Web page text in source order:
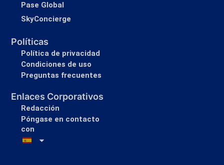
Pase Global
SkyConcierge
Políticas
Política de privacidad
Condiciones de uso
Preguntas frecuentes
Enlaces Corporativos
Redacción
Póngase en contacto
con